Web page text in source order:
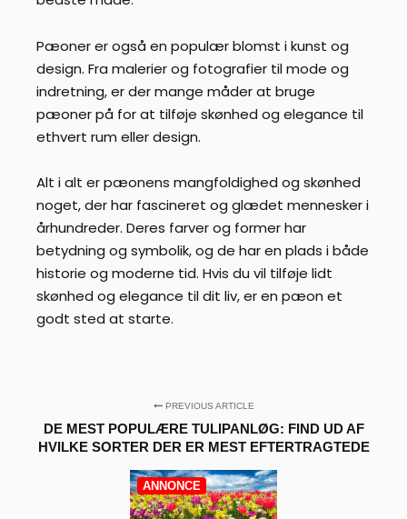
Pæoner er også en populær blomst i kunst og
design. Fra malerier og fotografier til mode og
indretning, er der mange måder at bruge
pæoner på for at tilføje skønhed og elegance til
ethvert rum eller design.
Alt i alt er pæonens mangfoldighed og skønhed
noget, der har fascineret og glædet mennesker i
århundreder. Deres farver og former har
betydning og symbolik, og de har en plads i både
historie og moderne tid. Hvis du vil tilføje lidt
skønhed og elegance til dit liv, er en pæon et
godt sted at starte.
PREVIOUS ARTICLE
DE MEST POPULÆRE TULIPANLØG: FIND UD AF
HVILKE SORTER DER ER MEST EFTERTRAGTEDE
ANNONCE